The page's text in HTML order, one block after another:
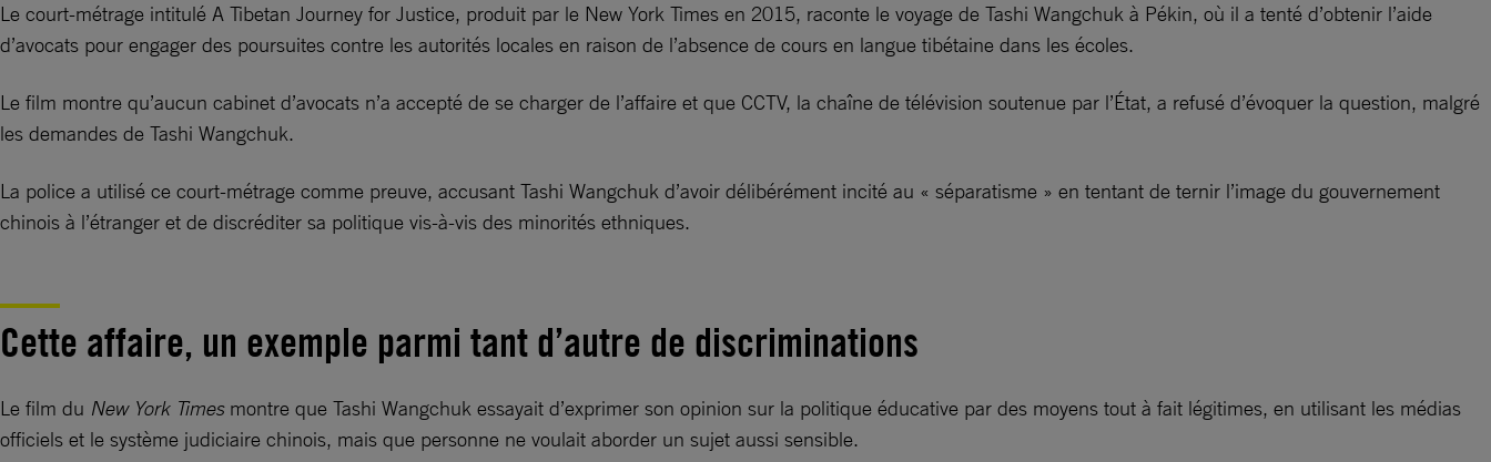
Le court-métrage intitulé A Tibetan Journey for Justice, produit par le New York Times en 2015, raconte le voyage de Tashi Wangchuk à Pékin, où il a tenté d’obtenir l’aide
d’avocats pour engager des poursuites contre les autorités locales en raison de l’absence de cours en langue tibétaine dans les écoles.
Le film montre qu’aucun cabinet d’avocats n’a accepté de se charger de l’affaire et que CCTV, la chaîne de télévision soutenue par l’État, a refusé d’évoquer la question, malgré
les demandes de Tashi Wangchuk.
La police a utilisé ce court-métrage comme preuve, accusant Tashi Wangchuk d’avoir délibérément incité au « séparatisme » en tentant de ternir l’image du gouvernement
chinois à l’étranger et de discréditer sa politique vis-à-vis des minorités ethniques.
Cette affaire, un exemple parmi tant d’autre de discriminations
Le film du New York Timesmontre que Tashi Wangchuk essayait d’exprimer son opinion sur la politique éducative par des moyens tout à fait légitimes, en utilisant les médias
officiels et le système judiciaire chinois, mais que personne ne voulait aborder un sujet aussi sensible.